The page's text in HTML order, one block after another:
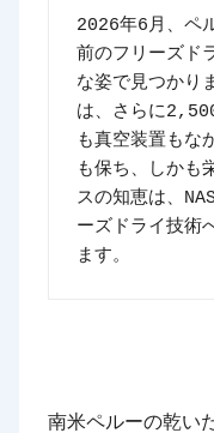
2026年6月、ペ
前のフリーズド
な姿で見つかり
は、さらに
も真空装置もな
も保ち、しかも
スの知恵は、
ーズドライ技術
ます。
南米ペルーの乾い